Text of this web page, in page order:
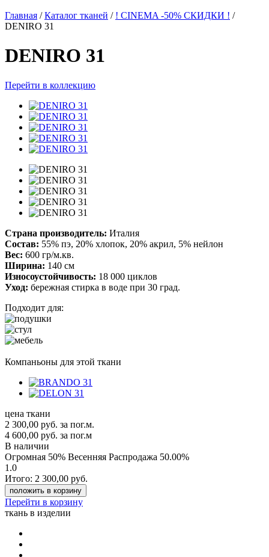
Главная / Каталог тканей / ! CINEMA -50% СКИДКИ ! /
DENIRO 31
DENIRO 31
Перейти в коллекцию
Страна производитель: Италия
Состав: 55% пэ, 20% хлопок, 20% акрил, 5% нейлон
Вес: 600 гр/м.кв.
Ширина: 140 см
Износоустойчивость: 18 000 циклов
Уход: бережная стирка в воде при 30 град.
Подходит для:
Компаньоны для этой ткани
цена ткани
2 300,00 руб. за пог.м.
4 600,00 руб. за пог.м
В наличии
Огромная 50% Весенняя Распродажа 50.00%
1.0
Итого: 2 300,00 руб.
положить в корзину
Перейти в корзину
ткань в изделии